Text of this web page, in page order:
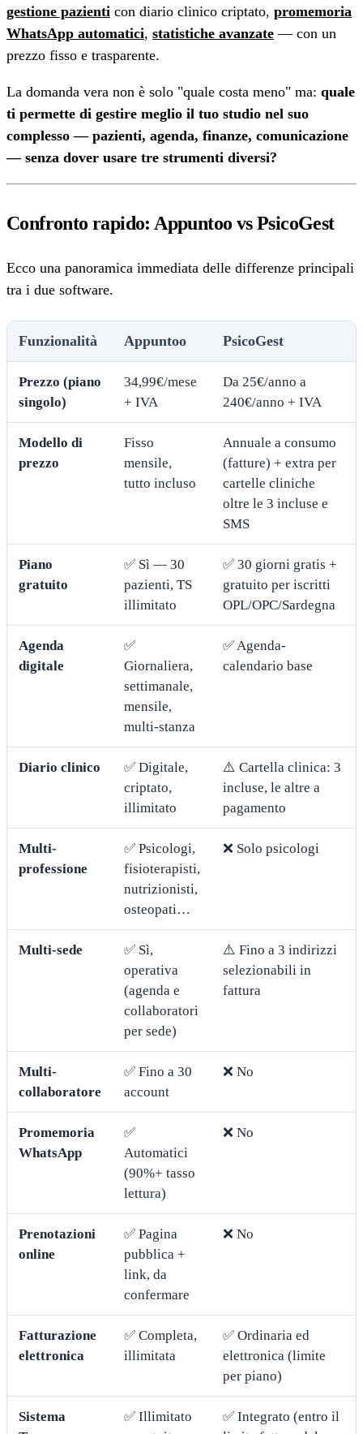
gestione pazienti con diario clinico criptato, promemoria
WhatsApp automatici, statistiche avanzate — con un
prezzo fisso e trasparente.
La domanda vera non è solo "quale costa meno" ma: quale
ti permette di gestire meglio il tuo studio nel suo
complesso — pazienti, agenda, finanze, comunicazione
— senza dover usare tre strumenti diversi?
Confronto rapido: Appuntoo vs PsicoGest
Ecco una panoramica immediata delle differenze principali
tra i due software.
Funzionalità Appuntoo PsicoGest
Prezzo (piano
singolo)
34,99€/mese
+ IVA
Da 25€/anno a
240€/anno + IVA
Modello di
prezzo
Fisso
mensile,
tutto incluso
Annuale a consumo
(fatture) + extra per
cartelle cliniche
oltre le 3 incluse e
SMS
Piano
gratuito
✅ Sì — 30
pazienti, TS
illimitato
✅ 30 giorni gratis +
gratuito per iscritti
OPL/OPC/Sardegna
Agenda
digitale
✅
Giornaliera,
settimanale,
mensile,
multi-stanza
✅ Agenda-
calendario base
Diario clinico
✅ Digitale,
criptato,
illimitato
⚠️ Cartella clinica: 3
incluse, le altre a
pagamento
Multi-
professione
✅ Psicologi,
fisioterapisti,
nutrizionisti,
osteopati…
❌ Solo psicologi
Multi-sede
✅ Sì,
operativa
(agenda e
collaboratori
per sede)
⚠️ Fino a 3 indirizzi
selezionabili in
fattura
Multi-
collaboratore
✅ Fino a 30
account
❌ No
Promemoria
WhatsApp
✅
Automatici
(90%+ tasso
lettura)
❌ No
Prenotazioni
online
✅ Pagina
pubblica +
link, da
confermare
❌ No
Fatturazione
elettronica
✅ Completa,
illimitata
✅ Ordinaria ed
elettronica (limite
per piano)
Sistema
✅ Illimitato
✅ Integrato (entro il